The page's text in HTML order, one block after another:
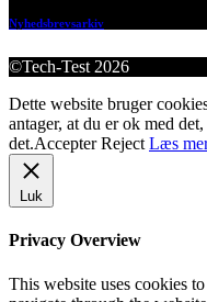
Nyhedsbrevsarkiv
©Tech-Test 2026
Dette website bruger
antager, at du er ok med
det.Accepter Reject Læs
Luk
Privacy Overview
This website uses cookies